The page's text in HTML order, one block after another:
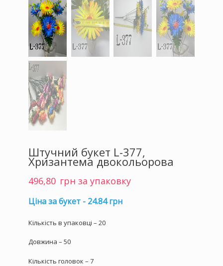
Штучний букет L-377,
Хризантема двокольорова
496,80 грн за упаковку
Ціна за букет - 24.84 грн
Кількість в упаковці – 20
Довжина – 50
Кількість головок – 7